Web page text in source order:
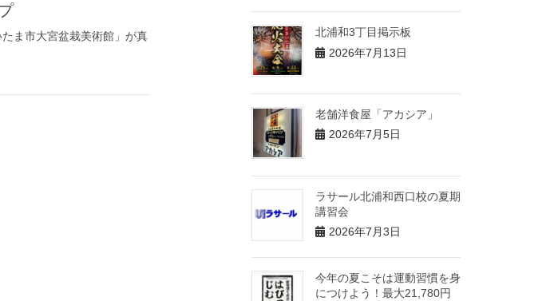
ま市大宮盆栽美術館」が真
北浦和3丁目掲示板
2026年7月13日
老舗洋食屋「アカシア」
2026年7月5日
ラサール北浦和西口校の夏期
講習会
2026年7月3日
今年の夏こそは運動習慣を身
につけよう！最大21,780円